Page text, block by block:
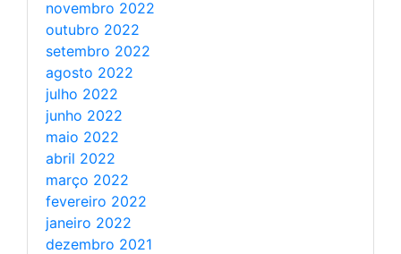
novembro 2022
outubro 2022
setembro 2022
agosto 2022
julho 2022
junho 2022
maio 2022
abril 2022
março 2022
fevereiro 2022
janeiro 2022
dezembro 2021